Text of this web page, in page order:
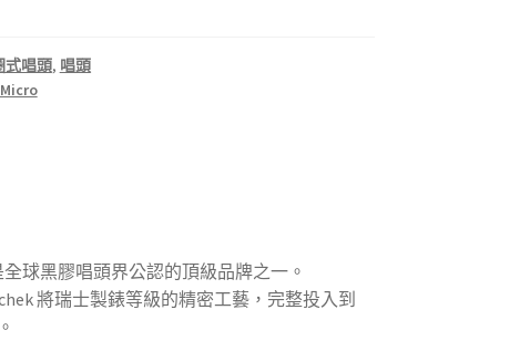
式唱頭, 唱頭
球黑膠唱頭界公認的頂級品牌之一。
將瑞士製錶等級的精密工藝，完整投入到